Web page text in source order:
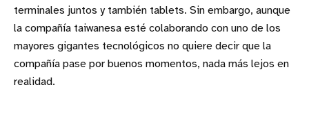
terminales juntos y también tablets. Sin embargo, aunque
la compañía taiwanesa esté colaborando con uno de los
mayores gigantes tecnológicos no quiere decir que la
compañía pase por buenos momentos, nada más lejos en
realidad.